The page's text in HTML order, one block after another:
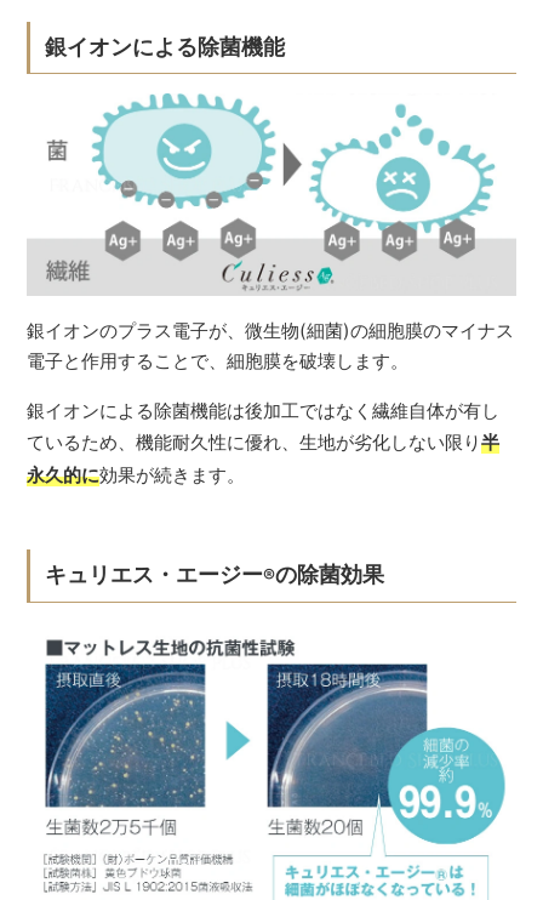
銀イオンによる除菌機能
銀イオンのプラス電子が、微生物(細菌)の細胞膜のマイナス
電子と作用することで、細胞膜を破壊します。
銀イオンによる除菌機能は後加工ではなく繊維自体が有し
ているため、機能耐久性に優れ、生地が劣化しない限り半
永久的に効果が続きます。
キュリエス・エージー®の除菌効果